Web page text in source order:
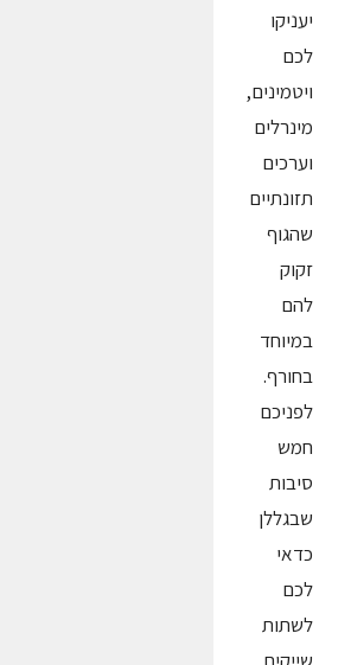
יעניקו
לכם
ויטמינים,
מינרלים
וערכים
תזונתיים
שהגוף
זקוק
להם
במיוחד
בחורף.
לפניכם
חמש
סיבות
שבגללן
כדאי
לכם
לשתות